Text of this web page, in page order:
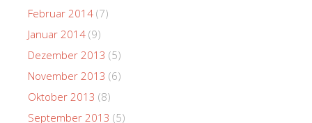
Februar 2014 (7)
Januar 2014 (9)
Dezember 2013 (5)
November 2013 (6)
Oktober 2013 (8)
September 2013 (5)